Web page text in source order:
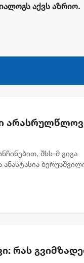
აქვს აზრიო.
შსს-მ გიგა
ანასტასია
რას